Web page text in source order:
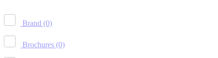
Brand (0)
Brochures (0)